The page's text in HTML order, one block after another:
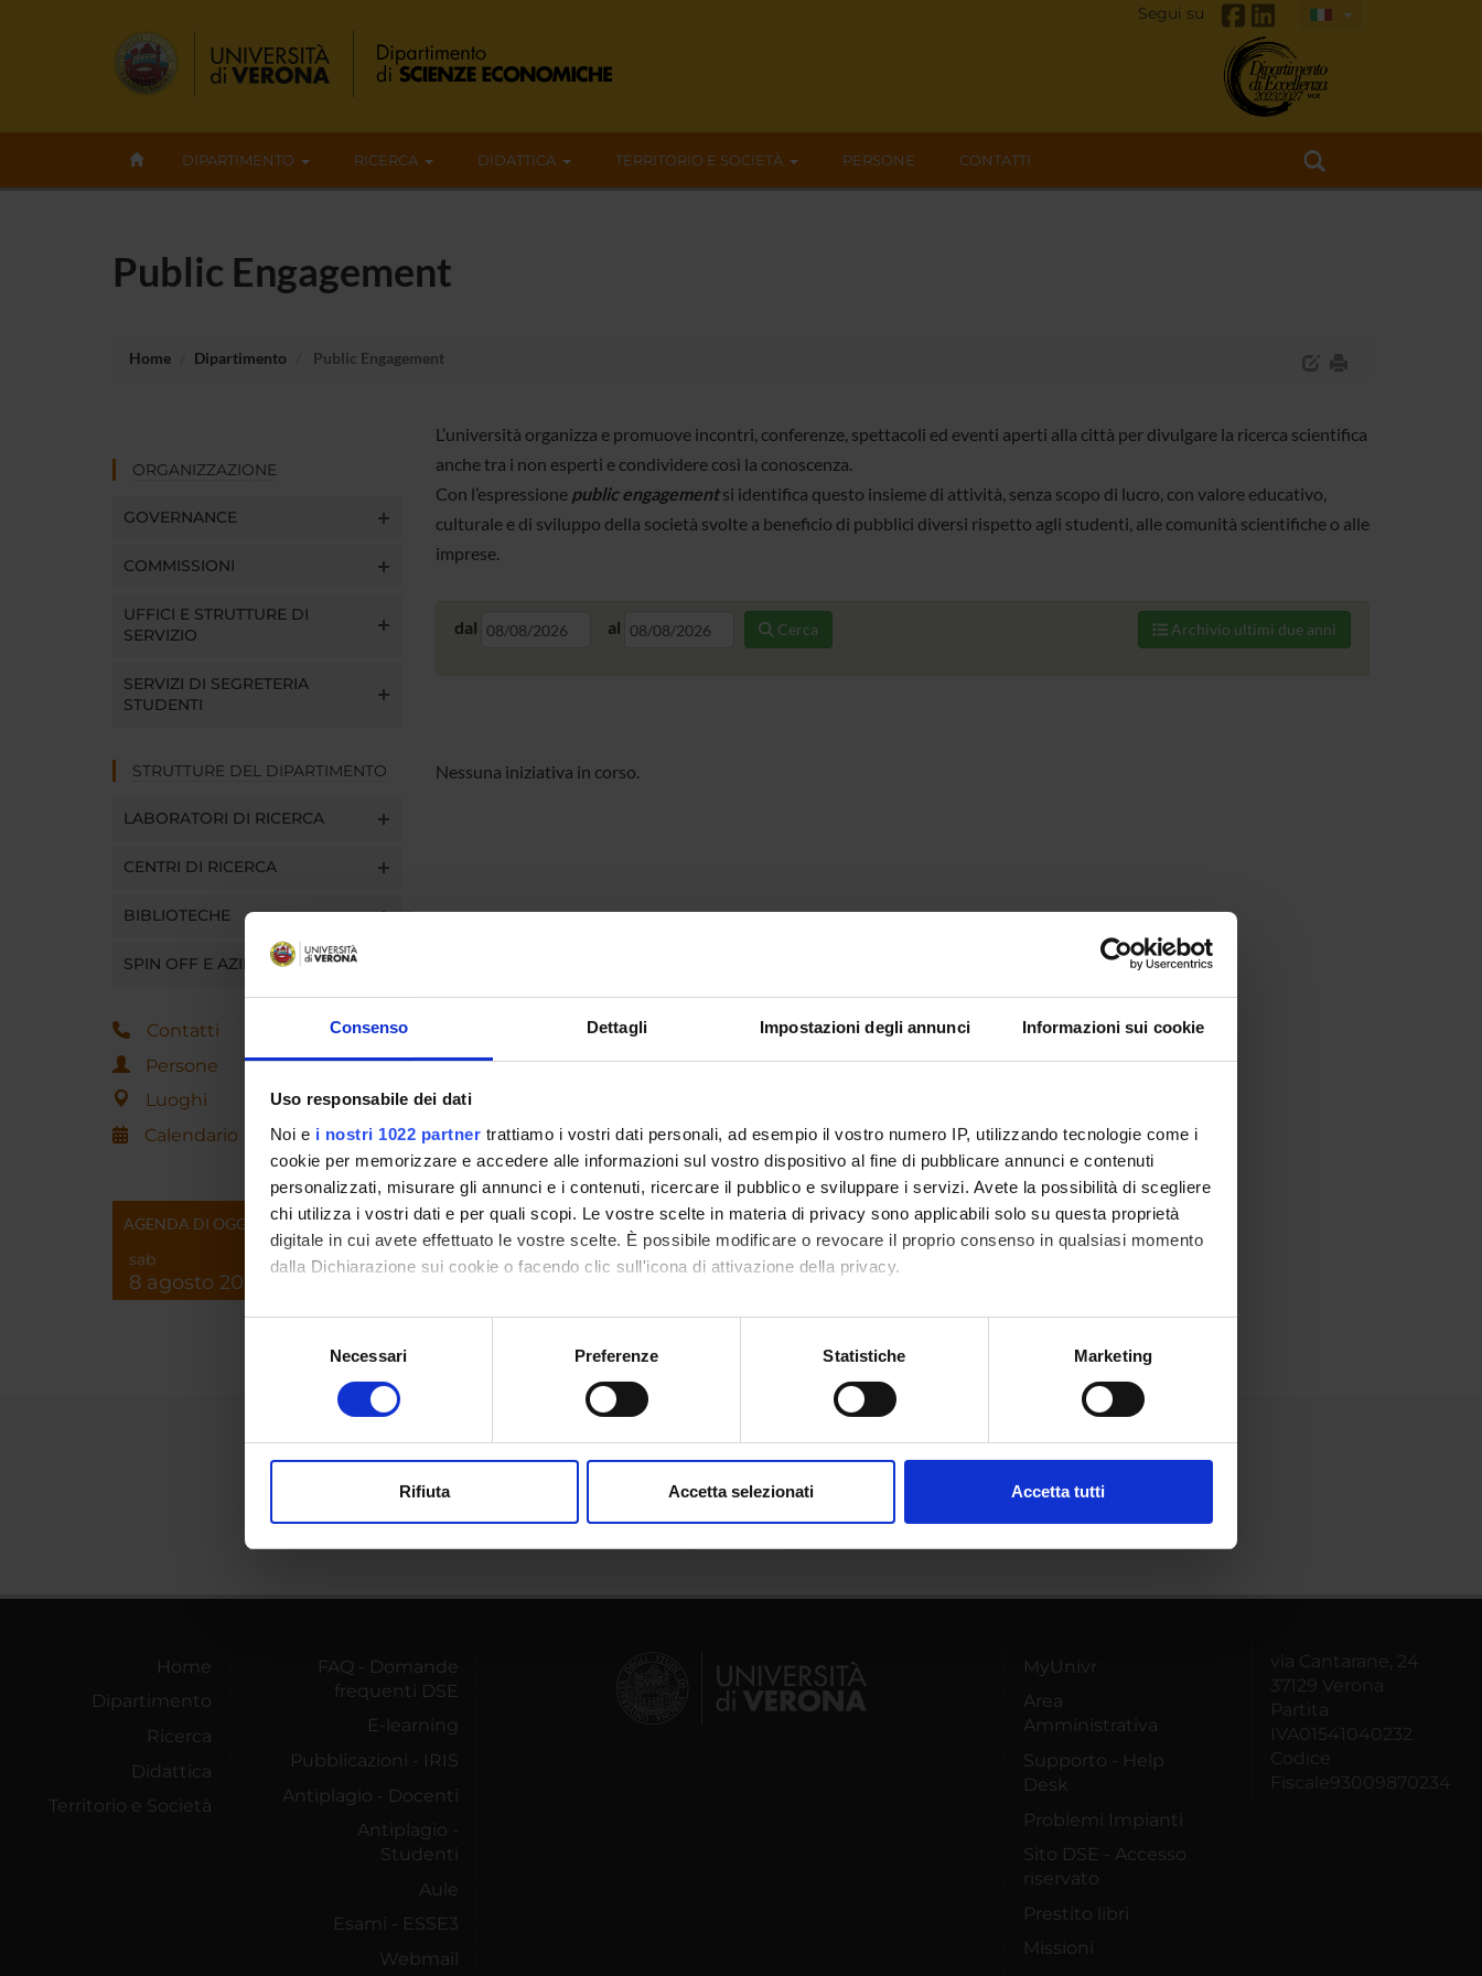
Consenso Dettagli Impostazioni degli annunci Informazioni sui cookie
Uso responsabile dei dati
Noi e i nostri 1022 partner trattiamo i vostri dati personali, ad esempio il vostro numero IP, utilizzando tecnologie come i
cookie per memorizzare e accedere alle informazioni sul vostro dispositivo al fine di pubblicare annunci e contenuti
personalizzati, misurare gli annunci e i contenuti, ricercare il pubblico e sviluppare i servizi. Avete la possibilità di scegliere
chi utilizza i vostri dati e per quali scopi. Le vostre scelte in materia di privacy sono applicabili solo su questa proprietà
digitale in cui avete effettuato le vostre scelte. È possibile modificare o revocare il proprio consenso in qualsiasi momento
dalla Dichiarazione sui cookie o facendo clic sull'icona di attivazione della privacy.
Con il tuo consenso, vorremmo anche:
raccogliere informazioni sulla tua posizione geografica, con un'approssimazione di qualche metro,
digitali).
modificare o ritirare il tuo consenso in qualsiasi momento dalla Dichiarazione sui cookie.
Necessari Preferenze Statistiche Marketing
Rifiuta Accetta selezionati Accetta tutti
Segui su
DIPARTIMENTO RICERCA DIDATTICA TERRITORIO E SOCIETÀ PERSONE CONTATTI
Public Engagement
Home Dipartimento Public Engagement
ORGANIZZAZIONE
GOVERNANCE
COMMISSIONI
UFFICI E STRUTTURE DI
SERVIZIO
SERVIZI DI SEGRETERIA
STUDENTI
STRUTTURE DEL DIPARTIMENTO
LABORATORI DI RICERCA
CENTRI DI RICERCA
BIBLIOTECHE
SPIN OFF E AZIENDE
Contatti
Persone
Luoghi
Calendario
AGENDA DI OGGI
sab
8 agosto 2026
L’università organizza e promuove incontri, conferenze, spettacoli ed eventi aperti alla città per divulgare la ricerca scientifica
anche tra i non esperti e condividere così la conoscenza.
Con l’espressione public engagementsi identifica questo insieme di attività, senza scopo di lucro, con valore educativo,
culturale e di sviluppo della società svolte a beneficio di pubblici diversi rispetto agli studenti, alle comunità scientifiche o alle
imprese.
dal al Cerca Archivio ultimi due anni
Nessuna iniziativa in corso.
Home
Dipartimento
Ricerca
Didattica
Territorio e Società
FAQ - Domande
frequenti DSE
E-learning
Pubblicazioni - IRIS
Antiplagio - Docenti
Antiplagio -
Studenti
Aule
Esami - ESSE3
Webmail
MyUnivr
Area
Amministrativa
Supporto - Help
Desk
Problemi Impianti
Sito DSE - Accesso
riservato
Prestito libri
Missioni
via Cantarane, 24
37129 Verona
Partita
IVA01541040232
Codice
Fiscale93009870234